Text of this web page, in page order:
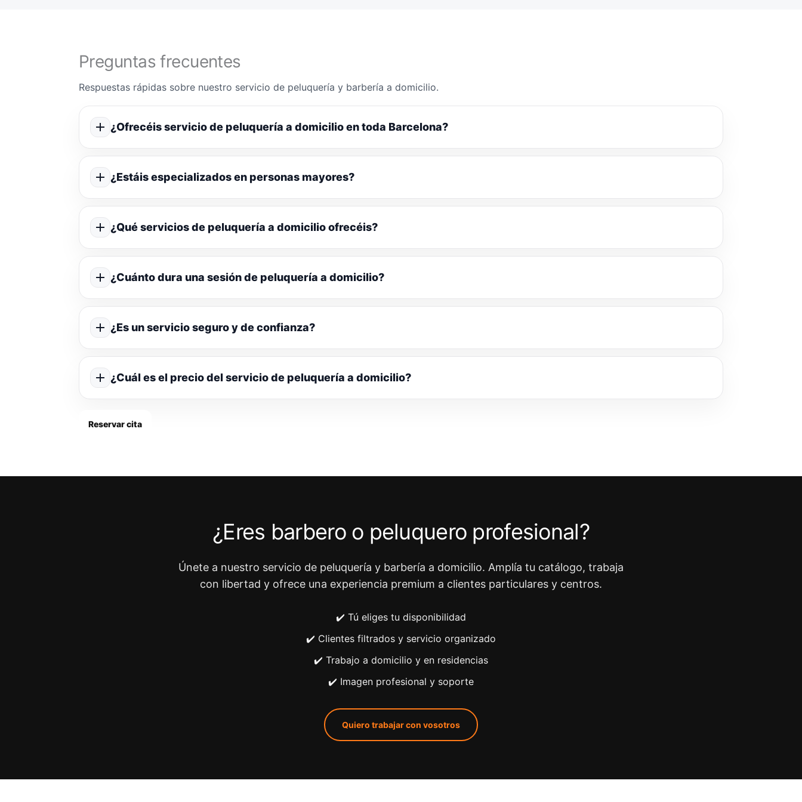
Preguntas frecuentes
Respuestas rápidas sobre nuestro servicio de peluquería y barbería a domicilio.
¿Ofrecéis servicio de peluquería a domicilio en toda Barcelona?
¿Estáis especializados en personas mayores?
¿Qué servicios de peluquería a domicilio ofrecéis?
¿Cuánto dura una sesión de peluquería a domicilio?
¿Es un servicio seguro y de confianza?
¿Cuál es el precio del servicio de peluquería a domicilio?
Reservar cita
¿Eres barbero o peluquero profesional?
Únete a nuestro servicio de peluquería y barbería a domicilio. Amplía tu catálogo, trabaja
con libertad y ofrece una experiencia premium a clientes particulares y centros.
✔️ Tú eliges tu disponibilidad
✔️ Clientes filtrados y servicio organizado
✔️ Trabajo a domicilio y en residencias
✔️ Imagen profesional y soporte
Quiero trabajar con vosotros